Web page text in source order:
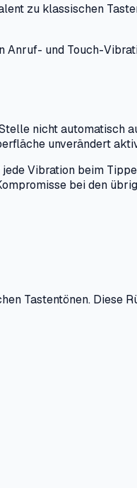
zu klassischen
Anruf- und Touch-
nicht automatisch
unverändert
Vibration beim
bei den
Tastentönen. Diese